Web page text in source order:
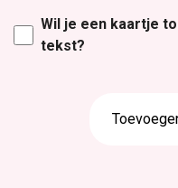
Wil je een kaartje
tekst?